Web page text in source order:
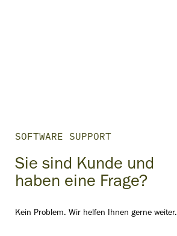
SOFTWARE SUPPORT
Sie sind Kunde und
haben eine Frage?
Kein Problem. Wir helfen Ihnen gerne weiter.